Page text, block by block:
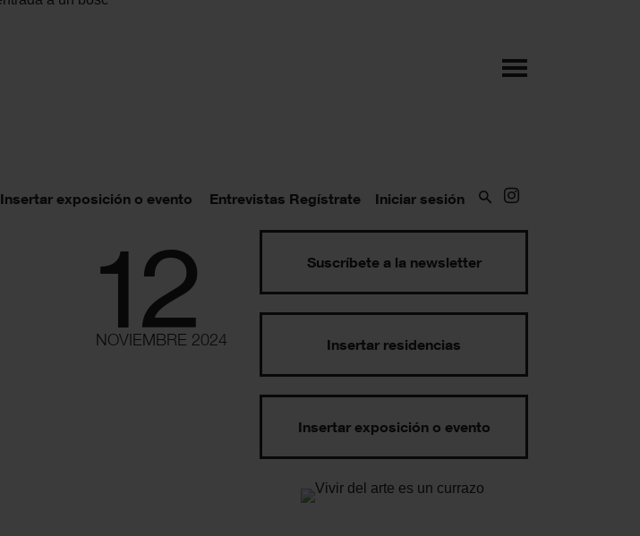
Insertar exposición o evento Entrevistas Regístrate Iniciar sesión
12
NOVIEMBRE 2024
Suscríbete a la newsletter
Insertar residencias
Insertar exposición o evento